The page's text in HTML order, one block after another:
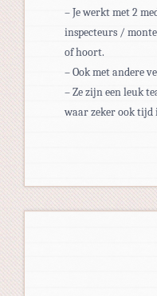
– Je werkt met 2
inspecteurs /
of hoort.
– Ook met andere
– Ze zijn een leuk
waar zeker ook tijd